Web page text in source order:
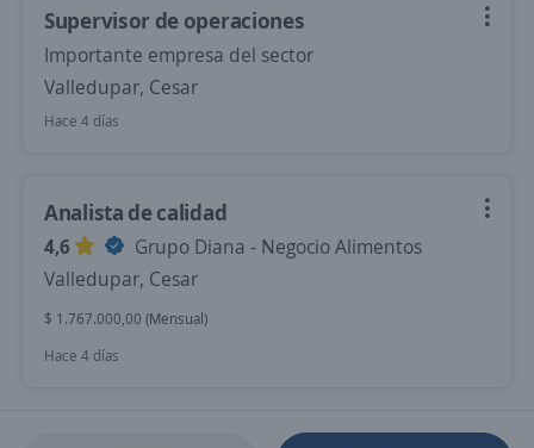
Supervisor de operaciones
Importante empresa del sector
Valledupar, Cesar
Hace 4 días
Analista de calidad
4,6
Grupo Diana - Negocio Alimentos
Valledupar, Cesar
$ 1.767.000,00 (Mensual)
Hace 4 días